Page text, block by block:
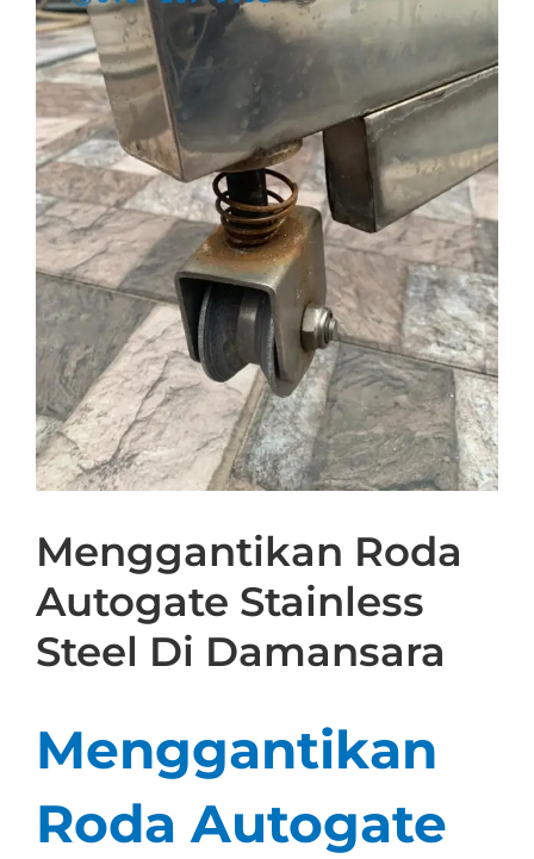
Menggantikan Roda
Autogate Stainless
Steel Di Damansara
Menggantikan
Roda Autogate